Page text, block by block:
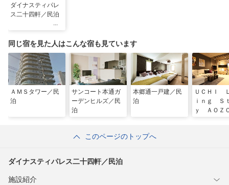
ダイナスティパレ
ス二十四軒／民泊
同じ宿を見た人はこんな宿も見ています
ＡＭＳタワー／民
泊
サンコート本通ガ
ーデンヒルズ／民
泊
本郷通一戸建／民
泊
ＵＣＨＩ
ｉｎｇ Ｓ
ｙ ＡＯＺ
このページのトップへ
ダイナスティパレス二十四軒／民泊
施設紹介